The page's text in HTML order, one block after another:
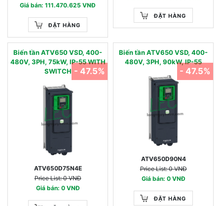
Giá bán: 111.470.625 VNĐ
ĐẶT HÀNG
ĐẶT HÀNG
Biến tần ATV650 VSD, 400-
480V, 3PH, 75kW, IP-55 WITH
SWITCH
ATV650D75N4E
Price List: 0 VNĐ
Giá bán: 0 VNĐ
- 47.5%
Biến tần ATV650 VSD, 400-
480V, 3PH, 90kW, IP-55
ATV650D90N4
Price List: 0 VNĐ
Giá bán: 0 VNĐ
ĐẶT HÀNG
- 47.5%